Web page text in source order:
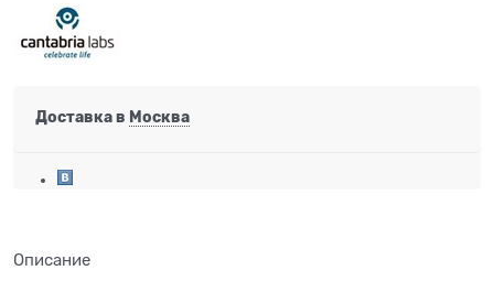
Доставка в Москва
Описание